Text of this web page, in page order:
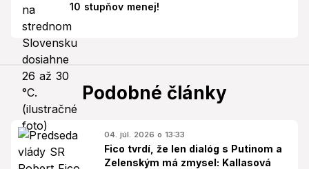
10 stupňov menej!
Podobné články
04. júl. 2026 o 13:33
Fico tvrdí, že len dialóg s Putinom a
Zelenským má zmysel: Kallasová